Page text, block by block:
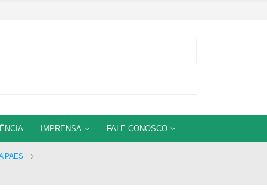
IMPRENSA FALE CONOSCO
PAES